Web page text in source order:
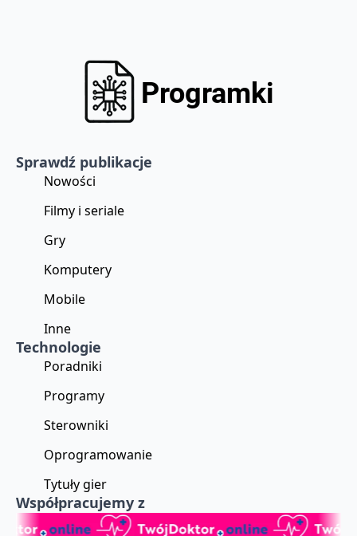
Sprawdź publikacje
Nowości
Filmy i seriale
Gry
Komputery
Mobile
Inne
Technologie
Poradniki
Programy
Sterowniki
Oprogramowanie
Tytuły gier
Współpracujemy z